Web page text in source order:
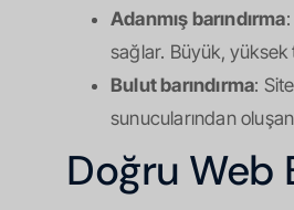
Adanmış barındırma
sağlar. Büyük,
Bulut barındırma:
sunucularından
Doğru Web